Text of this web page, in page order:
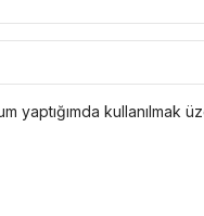
yaptığımda kullanılmak